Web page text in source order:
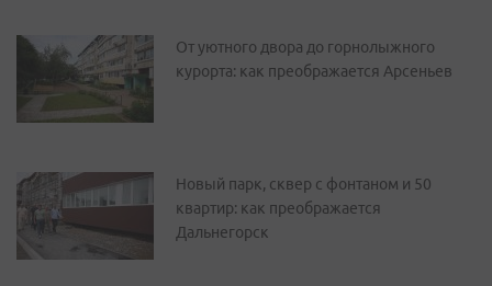
От уютного двора до горнолыжного
курорта: как преображается Арсеньев
Новый парк, сквер с фонтаном и 50
квартир: как преображается
Дальнегорск